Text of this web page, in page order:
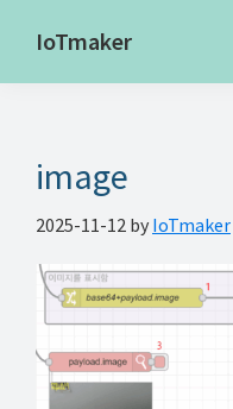
main
primary
footer
IoTmaker
터
대
모
든
image
2025-11-12 by IoTmaker